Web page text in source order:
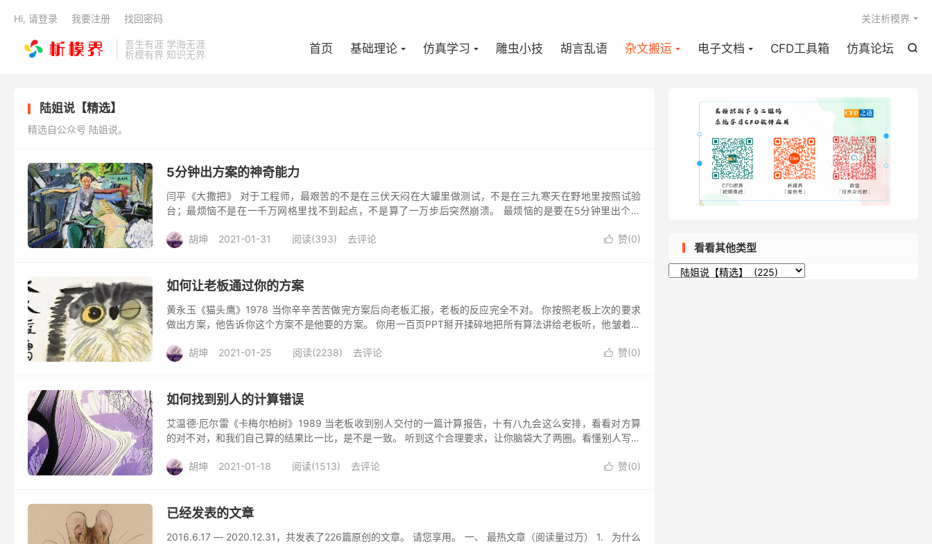
吾生有涯 学海无涯
析模有界 知识无界

首页 基础理论 仿真学习 雕虫小技 胡言乱语 杂文搬运 电子文档 CFD工具箱 仿真论坛
关注析模界
Hi, 请登录 我要注册 找回密码
陆姐说【精选】
精选自公众号 陆姐说。
5分钟出方案的神奇能力
闫平《大撒把》 对于工程师，最艰苦的不是在三伏天闷在大罐里做测试，不是在三九寒天在野地里按照试验
台；最烦恼不是在一千万网格里找不到起点，不是算了一万步后突然崩溃。 最烦恼的是要在5分钟里出个方
 赞(0)
胡坤 2021-01-31 阅读(393) 去评论
如何让老板通过你的方案
黄永玉《猫头鹰》1978 当你辛辛苦苦做完方案后向老板汇报，老板的反应完全不对。 你按照老板上次的要求
做出方案，他告诉你这个方案不是他要的方案。 你用一百页PPT掰开揉碎地把所有算法讲给老板听，他皱着眉
 赞(0)
胡坤 2021-01-25 阅读(2238) 去评论
如何找到别人的计算错误
艾温德·厄尔雷《卡梅尔柏树》1989 当老板收到别人交付的一篇计算报告，十有八九会这么安排，看看对方算
的对不对，和我们自己算的结果比一比，是不是一致。 听到这个合理要求，让你脑袋大了两圈。看懂别人写的
 赞(0)
胡坤 2021-01-18 阅读(1513) 去评论
已经发表的文章
2016.6.17 — 2020.12.31，共发表了226篇原创的文章。 请您享用。 一、 最热文章（阅读量过万） 1. 为什么
看看其他类型